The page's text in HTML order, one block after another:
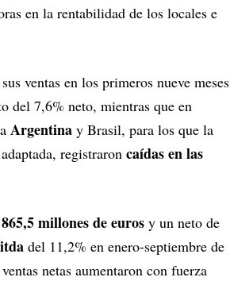
en la rentabilidad de los locales e
ventas en los primeros nueve meses
del 7,6% neto, mientras que en
Argentina y Brasil, para los que la
registraron caídas en las
millones de euros y un neto de
del 11,2% en enero-septiembre de
netas aumentaron con fuerza